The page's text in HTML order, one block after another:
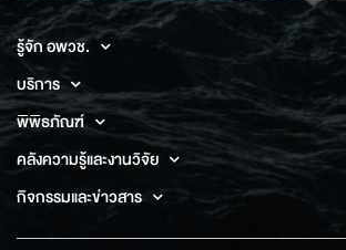
รู้จัก อพวช.
บริการ
พิพิธภัณฑ์
คลังความรู้และงานวิจัย
กิจกรรมและข่าวสาร